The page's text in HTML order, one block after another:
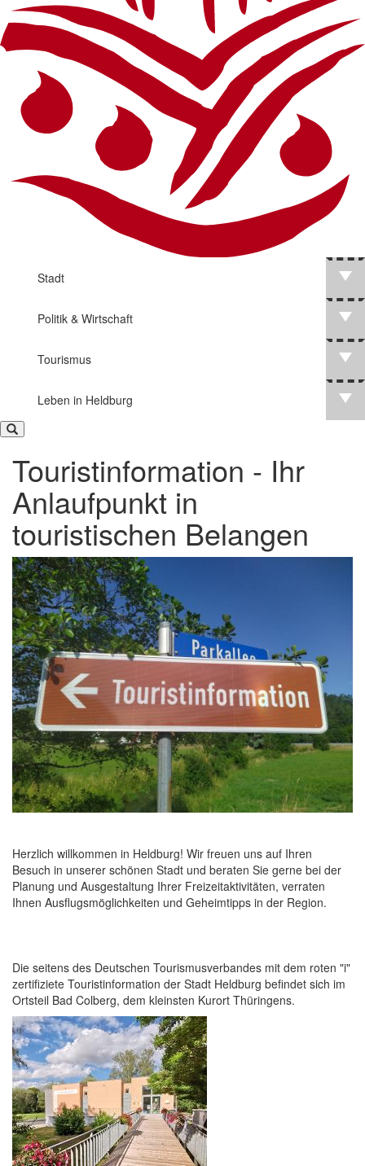
Stadt
Politik & Wirtschaft
Tourismus
Leben in Heldburg
Touristinformation - Ihr
Anlaufpunkt in
touristischen Belangen
Herzlich willkommen in Heldburg! Wir freuen uns auf Ihren
Besuch in unserer schönen Stadt und beraten Sie gerne bei der
Planung und Ausgestaltung Ihrer Freizeitaktivitäten, verraten
Ihnen Ausflugsmöglichkeiten und Geheimtipps in der Region.
Die seitens des Deutschen Tourismusverbandes mit dem roten "i"
zertifiziete Touristinformation der Stadt Heldburg befindet sich im
Ortsteil Bad Colberg, dem kleinsten Kurort Thüringens.